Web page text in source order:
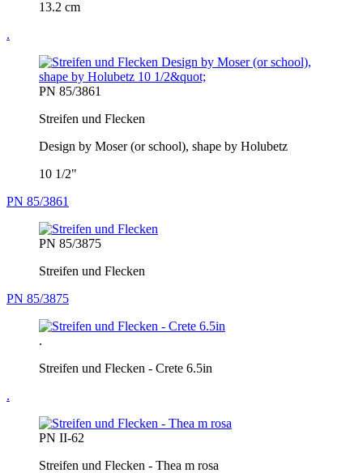
13.2 cm
.
PN 85/3861
Streifen und Flecken
Design by Moser (or school), shape by Holubetz
10 1/2"
PN 85/3861
PN 85/3875
Streifen und Flecken
PN 85/3875
.
Streifen und Flecken - Crete 6.5in
.
PN II-62
Streifen und Flecken - Thea m rosa